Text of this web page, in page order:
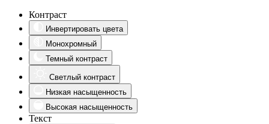
Контраст
Инвертировать цвета
Монохромный
Темный контраст
Светлый контраст
Низкая насыщенность
Высокая насыщенность
Текст